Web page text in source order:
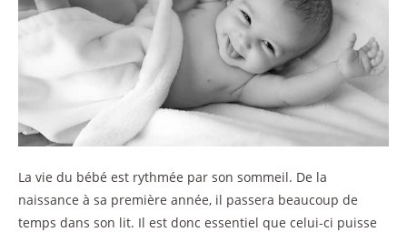
La vie du bébé est rythmée par son sommeil. De la
naissance à sa première année, il passera beaucoup de
temps dans son lit. Il est donc essentiel que celui-ci puisse